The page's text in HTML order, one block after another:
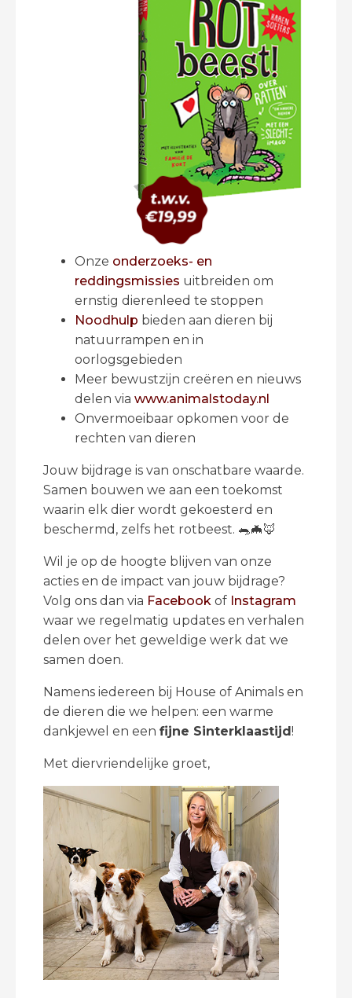
Onze onderzoeks- en
reddingsmissies uitbreiden om
ernstig dierenleed te stoppen
Noodhulp bieden aan dieren bij
natuurrampen en in
oorlogsgebieden
Meer bewustzijn creëren en nieuws
delen via www.animalstoday.nl
Onvermoeibaar opkomen voor de
rechten van dieren
Jouw bijdrage is van onschatbare waarde.
Samen bouwen we aan een toekomst
waarin elk dier wordt gekoesterd en
beschermd, zelfs het rotbeest. 🐀🦇🦊
Wil je op de hoogte blijven van onze
acties en de impact van jouw bijdrage?
Volg ons dan via Facebook of Instagram
waar we regelmatig updates en verhalen
delen over het geweldige werk dat we
samen doen.
Namens iedereen bij House of Animals en
de dieren die we helpen: een warme
dankjewel en een fijne Sinterklaastijd!
Met diervriendelijke groet,